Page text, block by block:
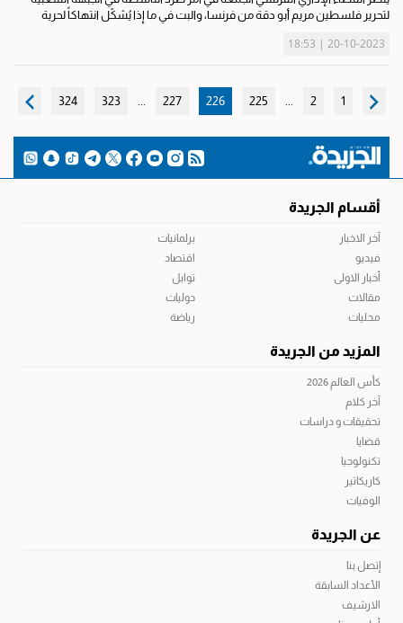
لتحرير فلسطين مريم أبو دقة من فرنسا، والبت في ما إذا يُشكّل انتهاكاً لحرية
20-10-2023 | 18:53
1
2
225
226
227
323
324
أقسام الجريدة
آخر الاخبار
فيديو
أخبار الاولى
مقالات
محليات
برلمانيات
اقتصاد
توابل
دوليات
رياضة
المزيد من الجريدة
كأس العالم 2026
آخر كلام
تحقيقات و دراسات
قضايا
تكنولوجيا
كاريكاتير
الوفيات
عن الجريدة
إتصل بنا
الأعداد السابقة
الارشيف